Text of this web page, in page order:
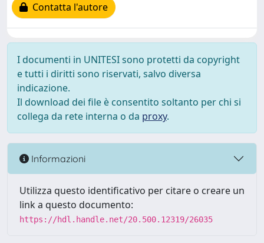
Contatta l'autore
I documenti in UNITESI sono protetti da copyright
e tutti i diritti sono riservati, salvo diversa
indicazione.
Il download dei file è consentito soltanto per chi si
collega da rete interna o da proxy.
Informazioni
Utilizza questo identificativo per citare o creare un
link a questo documento:
https://hdl.handle.net/20.500.12319/26035